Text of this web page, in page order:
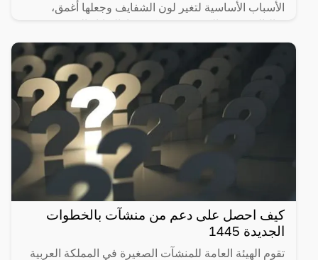
الأسباب الأساسية لتغير لون الشفايف وجعلها أغمق،
كيف احصل على دعم من منشآت بالخطوات
الجديدة 1445
تقوم الهيئة العامة للمنشآت الصغيرة في المملكة العربية